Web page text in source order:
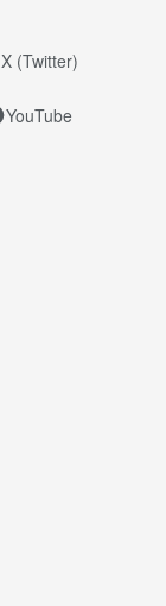
X (Twitter)
YouTube